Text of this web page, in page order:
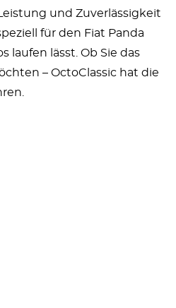
und Zuverlässigkeit
für den Fiat Panda
laufen lässt. Ob Sie das
– OctoClassic hat die